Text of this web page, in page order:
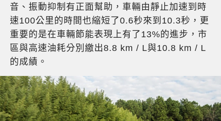
音、振動抑制有正面幫助，車輛由靜止加速到時
速100公里的時間也縮短了0.6秒來到10.3秒，更
重要的是在車輛節能表現上有了13%的進步，市
區與高速油耗分別繳出8.8 km / L與10.8 km / L
的成績。